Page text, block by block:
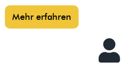
Mehr erfahren